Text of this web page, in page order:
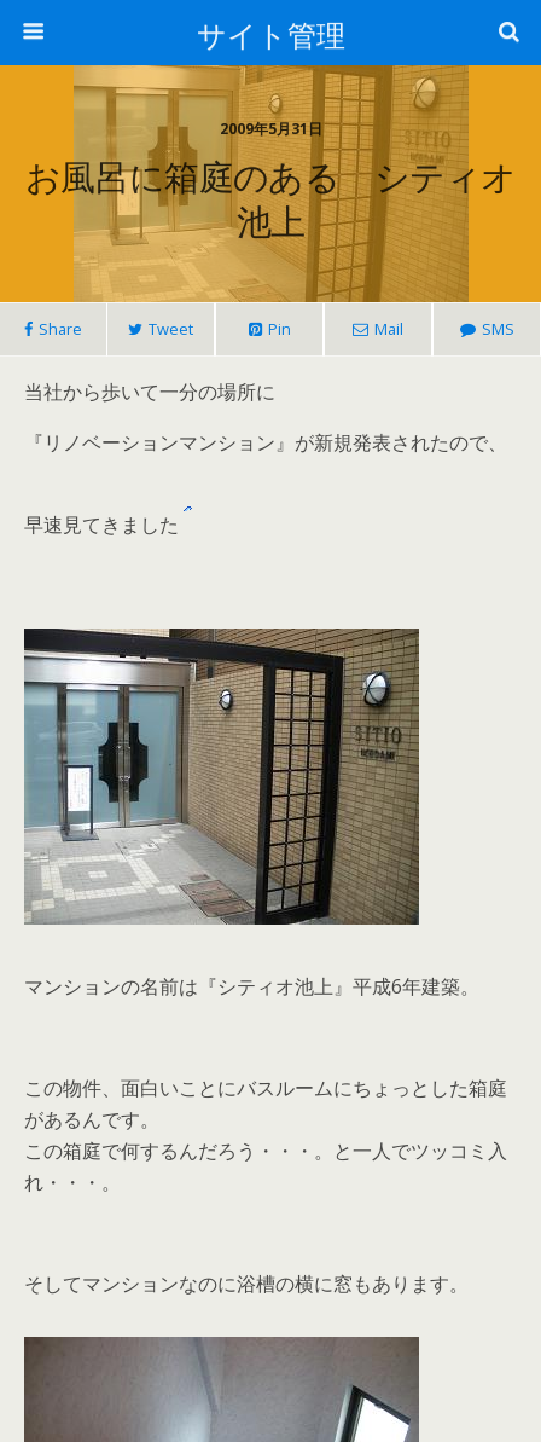
サイト管理
2009年5月31日
お風呂に箱庭のある シティオ
池上
Share Tweet Pin Mail SMS
当社から歩いて一分の場所に
『リノベーションマンション』が新規発表されたので、
早速見てきました
マンションの名前は『シティオ池上』平成6年建築。
この物件、面白いことにバスルームにちょっとした箱庭
があるんです。
この箱庭で何するんだろう・・・。と一人でツッコミ入
れ・・・。
そしてマンションなのに浴槽の横に窓もあります。